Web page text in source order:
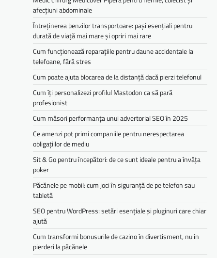
afecțiuni abdominale
Întreținerea benzilor transportoare: pași esențiali pentru
durată de viață mai mare și opriri mai rare
Cum funcționează reparațiile pentru daune accidentale la
telefoane, fără stres
Cum poate ajuta blocarea de la distanță dacă pierzi telefonul
Cum îți personalizezi profilul Mastodon ca să pară
profesionist
Cum măsori performanța unui advertorial SEO în 2025
Ce amenzi pot primi companiile pentru nerespectarea
obligațiilor de mediu­­
Sit & Go pentru începători: de ce sunt ideale pentru a învăța
poker
Păcănele pe mobil: cum joci în siguranță de pe telefon sau
tabletă
SEO pentru WordPress: setări esențiale și pluginuri care chiar
ajută
Cum transformi bonusurile de cazino în divertisment, nu în
pierderi la păcănele